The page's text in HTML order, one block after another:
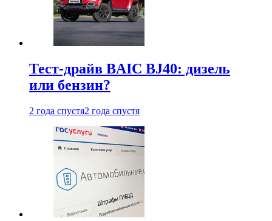
Тест-драйв BAIC BJ40: дизель
или бензин?
2 года спустя2 года спустя